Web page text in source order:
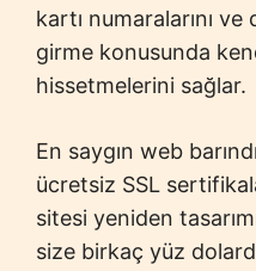
kartı numaralarını
girme konusunda
hissetmelerini sağlar.
En saygın web
ücretsiz SSL
sitesi yeniden
size birkaç yüz